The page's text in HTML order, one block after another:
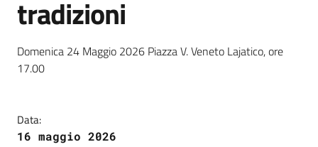
tradizioni
Dettagli della notizia
Domenica 24 Maggio 2026 Piazza V. Veneto Lajatico, ore
17.00
Data:
16 maggio 2026